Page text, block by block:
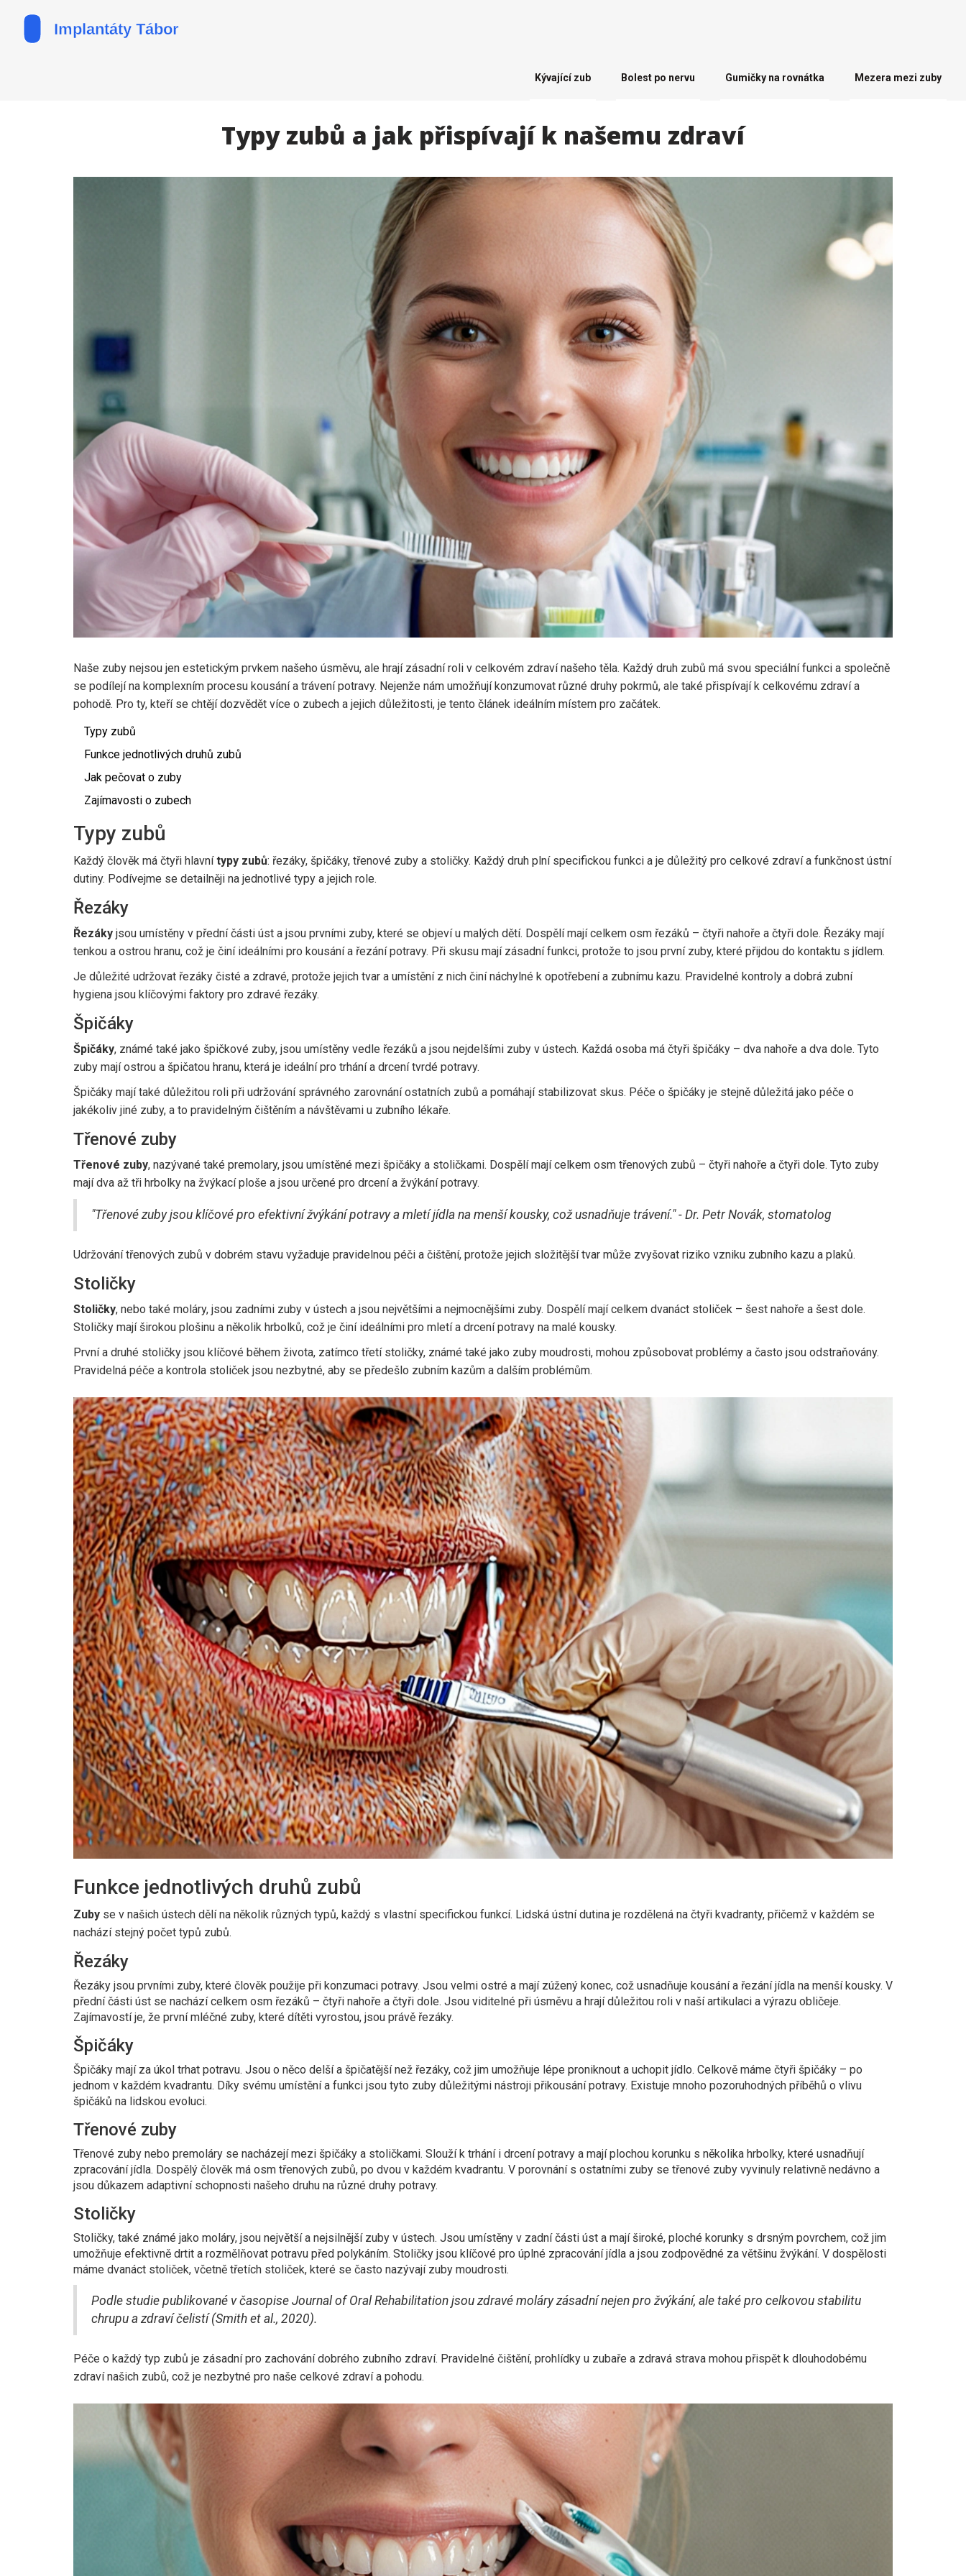
Kývající zub Bolest po nervu Gumičky na rovnátka Mezera mezi zuby
Typy zubů a jak přispívají k našemu zdraví
Naše zuby nejsou jen estetickým prvkem našeho úsměvu, ale hrají zásadní roli v celkovém zdraví našeho těla. Každý druh zubů má svou speciální funkci a společně
se podílejí na komplexním procesu kousání a trávení potravy. Nejenže nám umožňují konzumovat různé druhy pokrmů, ale také přispívají k celkovému zdraví a
pohodě. Pro ty, kteří se chtějí dozvědět více o zubech a jejich důležitosti, je tento článek ideálním místem pro začátek.
Typy zubů
Funkce jednotlivých druhů zubů
Jak pečovat o zuby
Zajímavosti o zubech
Typy zubů
Každý člověk má čtyři hlavnítypy zubů: řezáky, špičáky, třenové zuby a stoličky. Každý druh plní specifickou funkci a je důležitý pro celkové zdraví a funkčnost ústní
dutiny. Podívejme se detailněji na jednotlivé typy a jejich role.
Řezáky
Řezáky jsou umístěny v přední části úst a jsou prvními zuby, které se objeví u malých dětí. Dospělí mají celkem osm řezáků – čtyři nahoře a čtyři dole. Řezáky mají
tenkou a ostrou hranu, což je činí ideálními pro kousání a řezání potravy. Při skusu mají zásadní funkci, protože to jsou první zuby, které přijdou do kontaktu s jídlem.
Je důležité udržovat řezáky čisté a zdravé, protože jejich tvar a umístění z nich činí náchylné k opotřebení a zubnímu kazu. Pravidelné kontroly a dobrá zubní
hygiena jsou klíčovými faktory pro zdravé řezáky.
Špičáky
Špičáky, známé také jako špičkové zuby, jsou umístěny vedle řezáků a jsou nejdelšími zuby v ústech. Každá osoba má čtyři špičáky – dva nahoře a dva dole. Tyto
zuby mají ostrou a špičatou hranu, která je ideální pro trhání a drcení tvrdé potravy.
Špičáky mají také důležitou roli při udržování správného zarovnání ostatních zubů a pomáhají stabilizovat skus. Péče o špičáky je stejně důležitá jako péče o
jakékoliv jiné zuby, a to pravidelným čištěním a návštěvami u zubního lékaře.
Třenové zuby
Třenové zuby, nazývané také premolary, jsou umístěné mezi špičáky a stoličkami. Dospělí mají celkem osm třenových zubů – čtyři nahoře a čtyři dole. Tyto zuby
mají dva až tři hrbolky na žvýkací ploše a jsou určené pro drcení a žvýkání potravy.
"Třenové zuby jsou klíčové pro efektivní žvýkání potravy a mletí jídla na menší kousky, což usnadňuje trávení." - Dr. Petr Novák, stomatolog
Udržování třenových zubů v dobrém stavu vyžaduje pravidelnou péči a čištění, protože jejich složitější tvar může zvyšovat riziko vzniku zubního kazu a plaků.
Stoličky
Stoličky, nebo také moláry, jsou zadními zuby v ústech a jsou největšími a nejmocnějšími zuby. Dospělí mají celkem dvanáct stoliček – šest nahoře a šest dole.
Stoličky mají širokou plošinu a několik hrbolků, což je činí ideálními pro mletí a drcení potravy na malé kousky.
První a druhé stoličky jsou klíčové během života, zatímco třetí stoličky, známé také jako zuby moudrosti, mohou způsobovat problémy a často jsou odstraňovány.
Pravidelná péče a kontrola stoliček jsou nezbytné, aby se předešlo zubním kazům a dalším problémům.
Funkce jednotlivých druhů zubů
Zuby se v našich ústech dělí na několik různých typů, každý s vlastní specifickou funkcí. Lidská ústní dutina je rozdělená na čtyři kvadranty, přičemž v každém se
nachází stejný počet typů zubů.
Řezáky
Řezáky jsou prvními zuby, které člověk použije při konzumaci potravy. Jsou velmi ostré a mají zúžený konec, což usnadňuje kousání a řezání jídla na menší kousky. V
přední části úst se nachází celkem osm řezáků – čtyři nahoře a čtyři dole. Jsou viditelné při úsměvu a hrají důležitou roli v naší artikulaci a výrazu obličeje.
Zajímavostí je, že první mléčné zuby, které dítěti vyrostou, jsou právě řezáky.
Špičáky
Špičáky mají za úkol trhat potravu. Jsou o něco delší a špičatější než řezáky, což jim umožňuje lépe proniknout a uchopit jídlo. Celkově máme čtyři špičáky – po
jednom v každém kvadrantu. Díky svému umístění a funkci jsou tyto zuby důležitými nástroji přikousání potravy. Existuje mnoho pozoruhodných příběhů o vlivu
špičáků na lidskou evoluci.
Třenové zuby
Třenové zuby nebo premoláry se nacházejí mezi špičáky a stoličkami. Slouží k trhání i drcení potravy a mají plochou korunku s několika hrbolky, které usnadňují
zpracování jídla. Dospělý člověk má osm třenových zubů, po dvou v každém kvadrantu. V porovnání s ostatními zuby se třenové zuby vyvinuly relativně nedávno a
jsou důkazem adaptivní schopnosti našeho druhu na různé druhy potravy.
Stoličky
Stoličky, také známé jako moláry, jsou největší a nejsilnější zuby v ústech. Jsou umístěny v zadní části úst a mají široké, ploché korunky s drsným povrchem, což jim
umožňuje efektivně drtit a rozmělňovat potravu před polykáním. Stoličky jsou klíčové pro úplné zpracování jídla a jsou zodpovědné za většinu žvýkání. V dospělosti
máme dvanáct stoliček, včetně třetích stoliček, které se často nazývají zuby moudrosti.
Podle studie publikované v časopise Journal of Oral Rehabilitation jsou zdravé moláry zásadní nejen pro žvýkání, ale také pro celkovou stabilitu
chrupu a zdraví čelistí (Smith et al., 2020).
Péče o každý typ zubů je zásadní pro zachování dobrého zubního zdraví. Pravidelné čištění, prohlídky u zubaře a zdravá strava mohou přispět k dlouhodobému
zdraví našich zubů, což je nezbytné pro naše celkové zdraví a pohodu.